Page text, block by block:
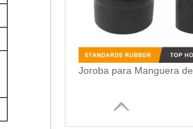
Joroba para Manguera